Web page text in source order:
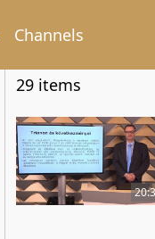
Channels
29 items